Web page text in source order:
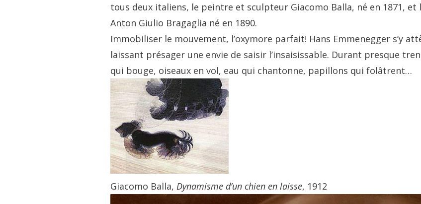
tous deux italiens, le peintre et sculpteur Giacomo Balla, né en 1871,
Anton Giulio Bragaglia né en 1890.
Immobiliser le mouvement, l’oxymore parfait! Hans Emmenegger s’y
laissant présager une envie de saisir l’insaisissable. Durant presque
qui bouge, oiseaux en vol, eau qui chantonne, papillons qui folâtrent…
Giacomo Balla, Dynamisme d’un chien en laisse, 1912